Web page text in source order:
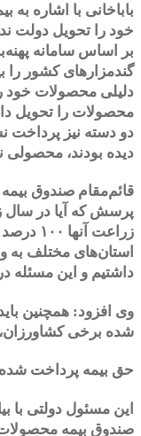
باباخانی با اشاره
خود را تحویل دولت
بر اساس سامانه
گندمزارهای کشور را
دلیلی محصولات خود
محصولات را تحویل
دیده بودند، محصولی
قائم‌مقام صندوق
زراعت
داشتیم و این مسئله
وی افزود: همچنین
شده برخی کشاورزان،
حق بیمه پرداخت
این مسئول دولتی با
صندوق بیمه